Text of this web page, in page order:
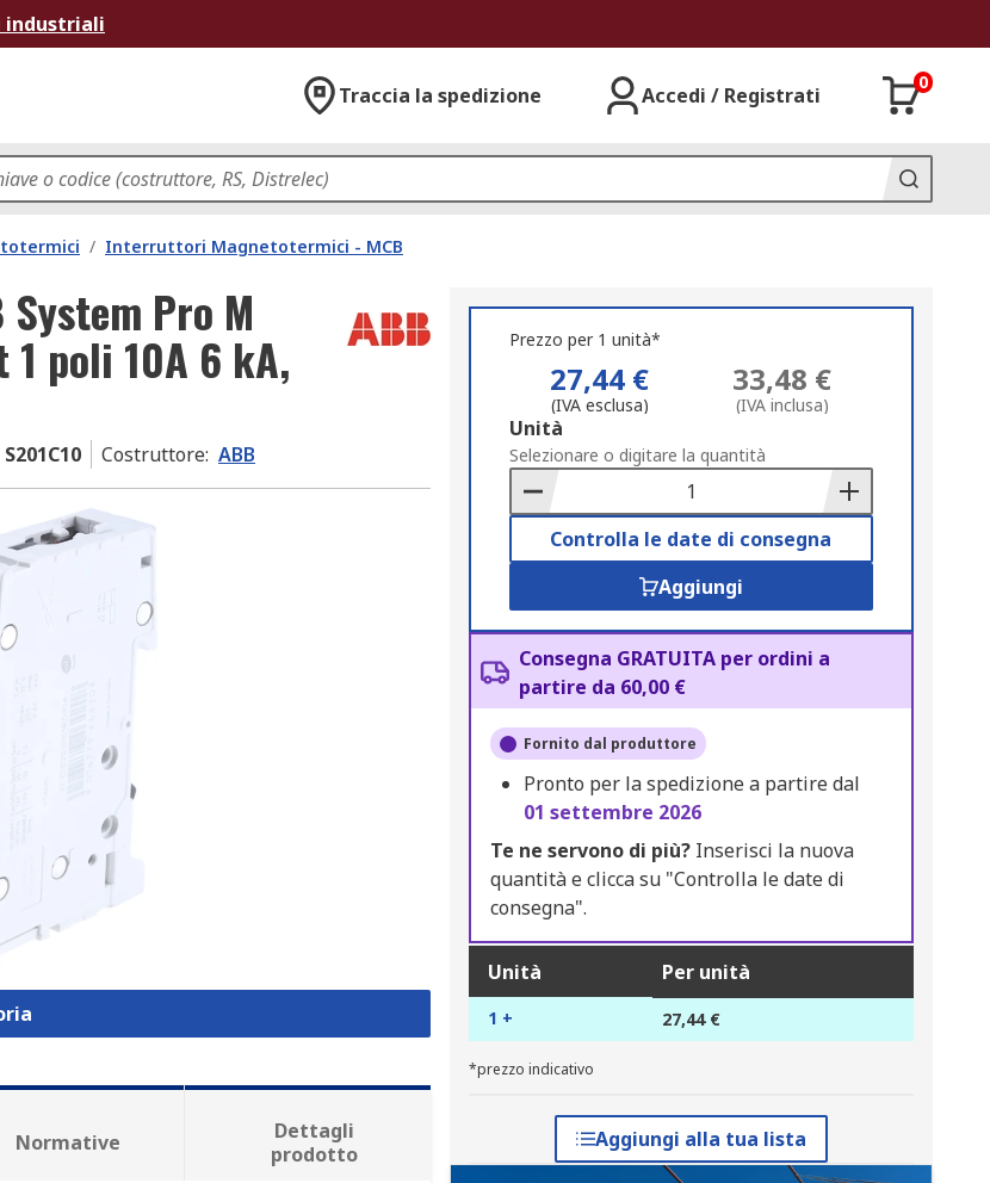
industriali
Traccia la spedizione Accedi / Registrati
0
/ Interruttori Magnetotermici - MCB
Pro M
1 poli 10A 6 kA,
Costruttore: ABB
Prezzo per 1 unità*
27,44 €
(IVA esclusa)
33,48 €
(IVA inclusa)
Add
to
Basket
Unità
Selezionare o digitare la quantità
Controlla le date di consegna
Aggiungi
Consegna GRATUITA per ordini a
partire da 60,00 €
Fornito dal produttore
Pronto per la spedizione a partire dal
01 settembre 2026
Te ne servono di più?Inserisci la nuova
quantità e clicca su "Controlla le date di
consegna".
Unità Per unità
1 + 27,44 €
*prezzo indicativo
Aggiungi alla tua lista
Normative
Dettagli
prodotto